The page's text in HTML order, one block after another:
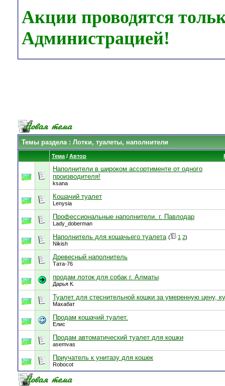
Акции проводятся
Администрацией!
Темы раздела: Лотки, туалеты, наполнители
Тема / Автор
Наполнители в широком ассортименте от одного
производителя!
ksana
Кошачий туалет
Lenysia
Профессиональные наполнители. г. Павлодар
Lady_doberman
Наполнитель для кошачьего туалета ( 1 2)
Nikish
Древесный наполнитель
Тата-76
продам лоток для собак г. Алматы
Дарья К.
Туалет для стеснительной кошки за умеренную цену,
Махабат
Продам кошачий туалет.
Елис
Продам автоматический туалет для кошки
asemvas
Приучатель к унитазу для кошек
Robocot